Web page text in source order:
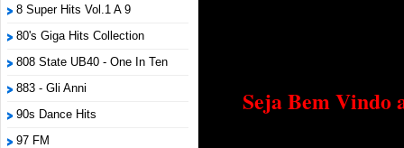
8 Super Hits Vol.1 A 9
80's Giga Hits Collection
808 State UB40 - One In Ten
883 - Gli Anni
90s Dance Hits
97 FM
Seja Bem Vindo